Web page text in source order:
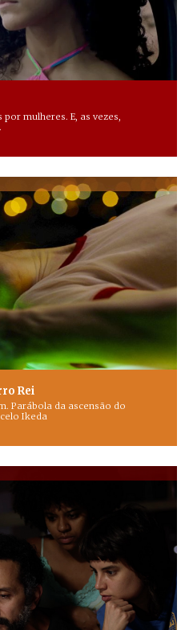
mulheres. E, as vezes,
Rei
Parábola da ascensão do
Ikeda